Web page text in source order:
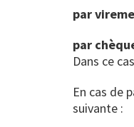
par
par
Dans ce
En cas de
suivante :